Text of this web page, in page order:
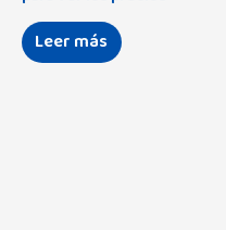
Leer más